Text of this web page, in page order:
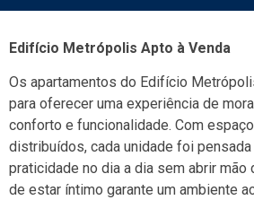
Edifício Metrópolis Apto à Venda
Os apartamentos do Edifício
para oferecer uma experiência de
conforto e funcionalidade. Com
distribuídos, cada unidade foi
praticidade no dia a dia sem abrir mão
de estar íntimo garante um ambiente